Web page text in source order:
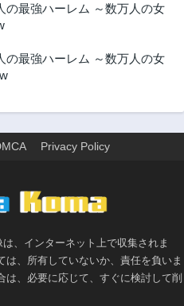
の最強ハーレム ～数万人の女
の最強ハーレム ～数万人の女
Privacy Policy
、インターネット上で収集されま
、所有していないか、責任を負いま
、必要に応じて、すぐに検討して削